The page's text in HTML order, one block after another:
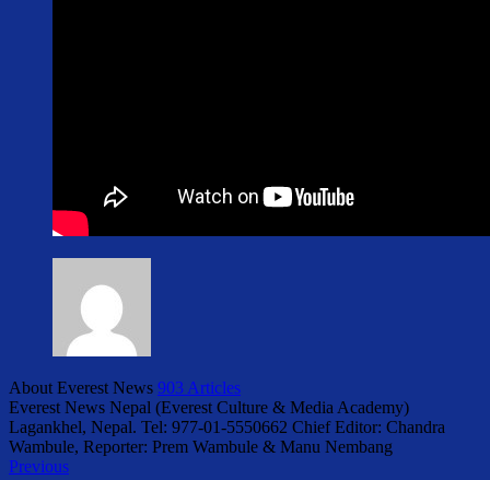
About Everest News 903 Articles
Everest News Nepal (Everest Culture & Media Academy)
Lagankhel, Nepal. Tel: 977-01-5550662 Chief Editor: Chandra
Wambule, Reporter: Prem Wambule & Manu Nembang
Previous